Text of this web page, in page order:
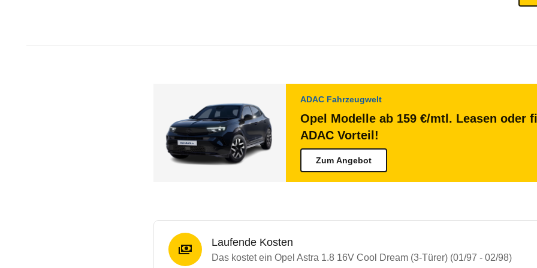
ADAC Fahrzeugwelt
Opel Modelle ab 159 €/mtl. Leasen oder
ADAC Vorteil!
Zum Angebot
Laufende Kosten
Das kostet ein Opel Astra 1.8 16V Cool Dream (3-Türer) (01/97 - 02/98)